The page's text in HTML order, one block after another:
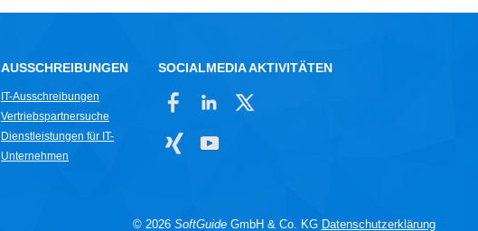
AUSSCHREIBUNGEN
IT-Ausschreibungen
Vertriebspartnersuche
Dienstleistungen für IT-
Unternehmen
SOCIALMEDIA AKTIVITÄTEN
© 2026 SoftGuideGmbH & Co. KG Datenschutzerklärung